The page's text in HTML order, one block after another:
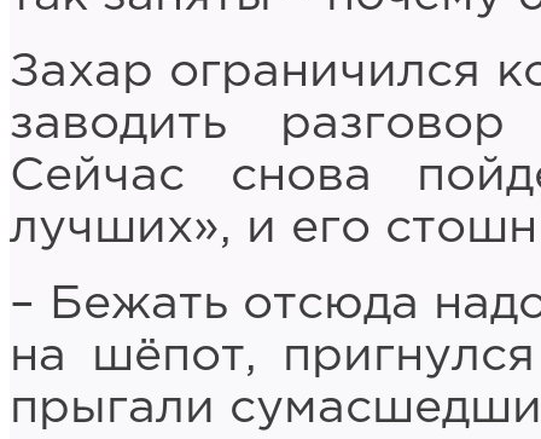
Захар ограничился
заводить
Сейчас снова
лучших», и его
– Бежать отсюда
на шёпот,
прыгали